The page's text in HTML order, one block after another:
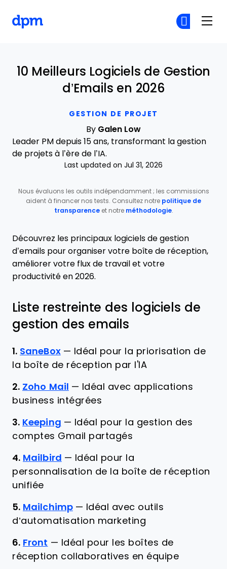
GESTION DE PROJET
10 Meilleurs Logiciels de Gestion
d’Emails en 2026
By Galen Low
Leader PM depuis 15 ans, transformant la gestion
de projets à l’ère de l’IA.
Last updated on Jul 31, 2026
Nous évaluons les outils indépendamment ; les commissions
aident à financer nos tests. Consultez notre politique de
transparenceet notre méthodologie.
Découvrez les principaux logiciels de gestion
d’emails pour organiser votre boîte de réception,
améliorer votre flux de travail et votre
productivité en 2026.
Liste restreinte des logiciels de
gestion des emails
1. SaneBox — Idéal pour la priorisation de
la boîte de réception par l'IA
2. Zoho Mail — Idéal avec applications
business intégrées
3. Keeping — Idéal pour la gestion des
comptes Gmail partagés
4. Mailbird — Idéal pour la
personnalisation de la boîte de réception
unifiée
5. Mailchimp — Idéal avec outils
d’automatisation marketing
6. Front — Idéal pour les boîtes de
réception collaboratives en équipe